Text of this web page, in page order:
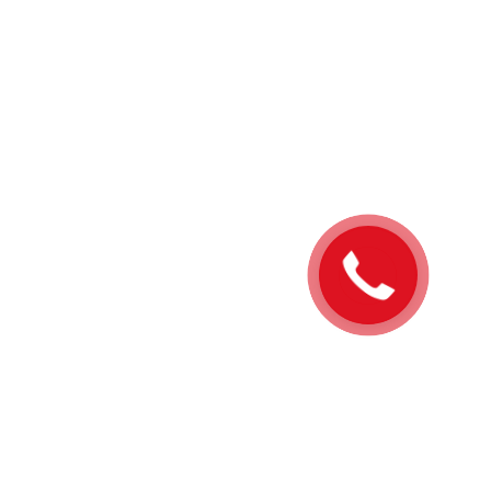
Закажите
звонок